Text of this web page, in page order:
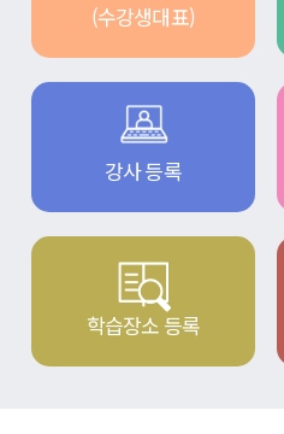
(수강생대표)
강사 등록
학습장소 등록